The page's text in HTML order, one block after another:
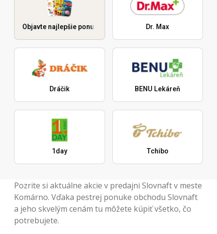
Objavte najlepšie ponuky Dr. Max
Dráčik BENU Lekáreň
1day Tchibo
Pozrite si aktuálne akcie v predajni Slovnaft v meste
Komárno. Vďaka pestrej ponuke obchodu Slovnaft
a jeho skvelým cenám tu môžete kúpiť všetko, čo
potrebujete.